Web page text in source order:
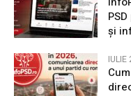
și
IULIE